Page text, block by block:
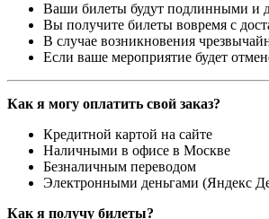
Ваши билеты будут подлинными и
Вы получите билеты вовремя с
В случае возникновения
Если ваше мероприятие будет
Как я могу оплатить свой заказ?
Кредитной картой на сайте
Наличными в офисе в Москве
Безналичным переводом
Электронными деньгами (Яндекс
Как я получу билеты?